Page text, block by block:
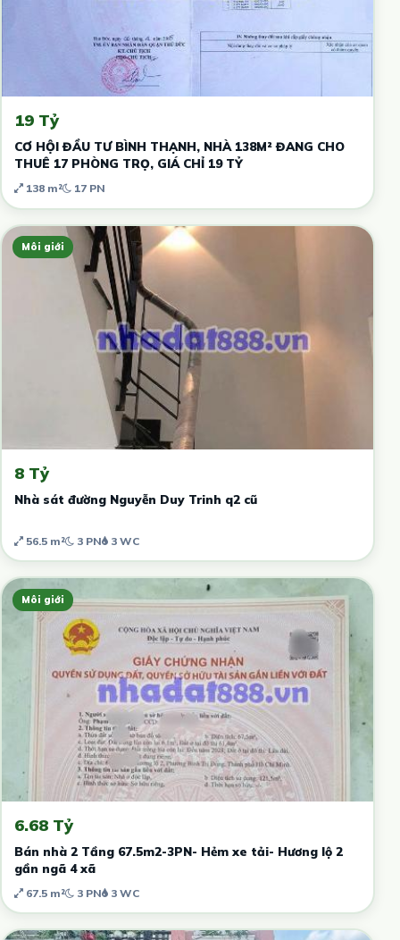
19 Tỷ
CƠ HỘI ĐẦU TƯ BÌNH THẠNH, NHÀ 138M² ĐANG CHO
THUÊ 17 PHÒNG TRỌ, GIÁ CHỈ 19 TỶ
138 m² 17 PN
Môi giới
8 Tỷ
Nhà sát đường Nguyễn Duy Trinh q2 cũ
56.5 m² 3 PN 3 WC
Môi giới
6.68 Tỷ
Bán nhà 2 Tầng 67.5m2-3PN- Hẻm xe tải- Hương lộ 2
gần ngã 4 xã
67.5 m² 3 PN 3 WC